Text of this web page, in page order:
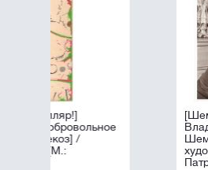
[Шемякин, М.М.,
Владимир
Шемякин в
художника. 1977.
Патрик Бернар.